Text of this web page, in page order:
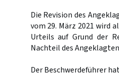
Die Revision des
vom 29. März 2021 wird
Urteils auf Grund der
Nachteil des
Der Beschwerdeführer